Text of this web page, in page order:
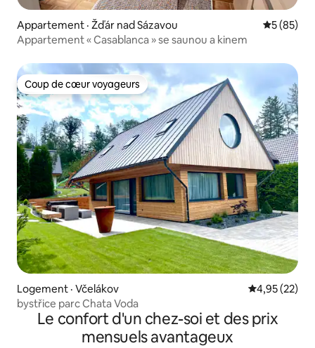
Appartement · Žďár nad Sázavou Note
5 (85)
Appartement « Casablanca » se saunou a kinem
Coup de cœur voyageurs
Coup de cœur voyageurs
Logement · Včelákov Note
4,95 (22)
bystřice parc Chata Voda
Le confort d'un chez-soi et des prix
mensuels avantageux